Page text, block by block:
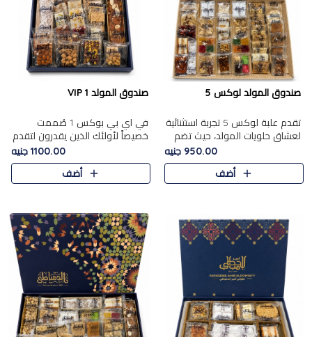
صندوق المولد لوكس 5
تقدم علبة لوكس 5 تجربة استثنائية
لعشاق حلويات المولد، حيث تضم
42 قطعة من تشكيلة فاخرة تجمع
بين أشهر الأصناف التقليدية وأصناف
مميزة مختارة بع..
950.00 جنيه
أضف
صندوق المولد VIP 1
في اي بي بوكس 1 صُممت
خصيصاً لأولئك الذين يقدرون لتقدم
تجربة استثنائية بوكس تجمع بين
أفخر حلويات المولد المصري مع
تشكيلة مختارة من الأصناف ..
1100.00 جنيه
أضف